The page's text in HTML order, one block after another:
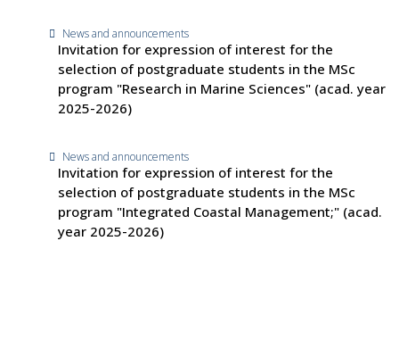
News and announcements
Invitation for expression of interest for the
selection of postgraduate students in the MSc
program "Research in Marine Sciences" (acad. year
2025-2026)
News and announcements
Invitation for expression of interest for the
selection of postgraduate students in the MSc
program "Integrated Coastal Management;" (acad.
year 2025-2026)